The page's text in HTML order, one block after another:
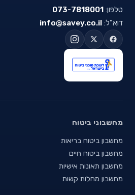
טלפון: 073-7818001
דוא"ל: info@savey.co.il
מחשבוני ביטוח
מחשבון ביטוח בריאות
מחשבון ביטוח חיים
מחשבון תאונות אישיות
מחשבון מחלות קשות